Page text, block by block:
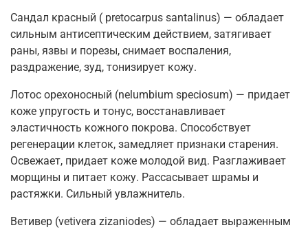
Сандал красный ( pretocarpus santalinus) — обладает
сильным антисептическим действием, затягивает
раны, язвы и порезы, снимает воспаления,
раздражение, зуд, тонизирует кожу.
Лотос орехоносный (nelumbium speciosum) — придает
коже упругость и тонус, восстанавливает
эластичность кожного покрова. Способствует
регенерации клеток, замедляет признаки старения.
Освежает, придает коже молодой вид. Разглаживает
морщины и питает кожу. Рассасывает шрамы и
растяжки. Сильный увлажнитель.
Ветивер (vetivera zizaniodes) — обладает выраженным